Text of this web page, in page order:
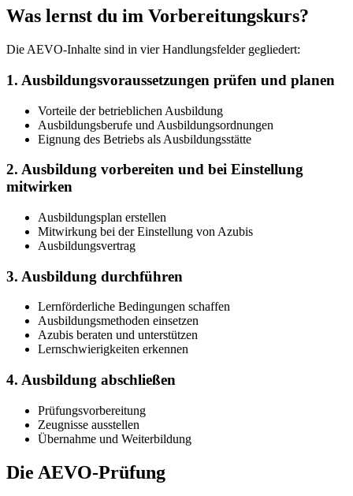
Was lernst du im Vorbereitungskurs?
Die AEVO-Inhalte sind in vier Handlungsfelder gegliedert:
1. Ausbildungsvoraussetzungen prüfen und planen
Vorteile der betrieblichen Ausbildung
Ausbildungsberufe und Ausbildungsordnungen
Eignung des Betriebs als Ausbildungsstätte
2. Ausbildung vorbereiten und bei Einstellung
mitwirken
Ausbildungsplan erstellen
Mitwirkung bei der Einstellung von Azubis
Ausbildungsvertrag
3. Ausbildung durchführen
Lernförderliche Bedingungen schaffen
Ausbildungsmethoden einsetzen
Azubis beraten und unterstützen
Lernschwierigkeiten erkennen
4. Ausbildung abschließen
Prüfungsvorbereitung
Zeugnisse ausstellen
Übernahme und Weiterbildung
Die AEVO-Prüfung